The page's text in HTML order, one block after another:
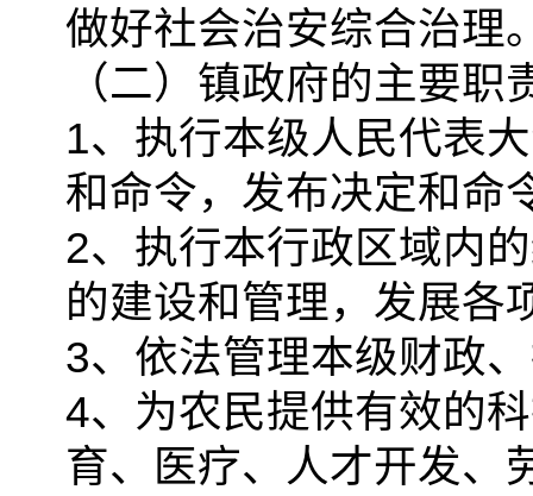
做好社会治安综合治理
（二）镇政府的主要职
1、执行本级人民代表
和命令，发布决定和命
2、执行本行政区域内
的建设和管理，发展各
3、依法管理本级财政
4、为农民提供有效的
育、医疗、人才开发、